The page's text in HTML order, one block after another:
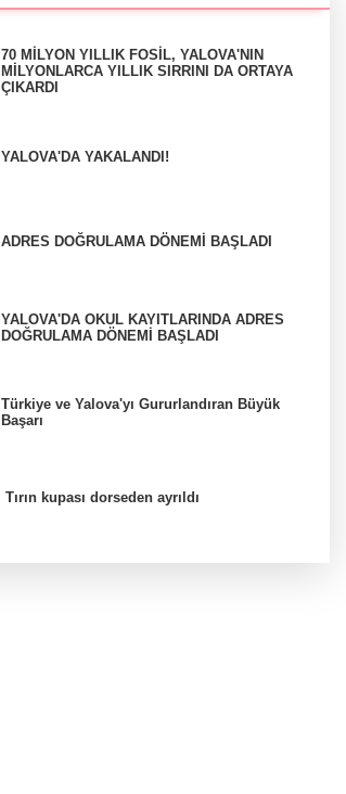
70 MİLYON YILLIK FOSİL, YALOVA'NIN
MİLYONLARCA YILLIK SIRRINI DA ORTAYA
ÇIKARDI
YALOVA'DA YAKALANDI!
ADRES DOĞRULAMA DÖNEMİ BAŞLADI
YALOVA'DA OKUL KAYITLARINDA ADRES
DOĞRULAMA DÖNEMİ BAŞLADI
Türkiye ve Yalova'yı Gururlandıran Büyük
Başarı
Tırın kupası dorseden ayrıldı